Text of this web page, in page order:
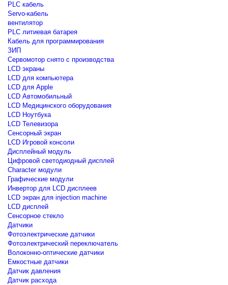
PLC кабель
Servo-кабель
вентилятор
PLC литиевая батарея
Кабель для программирования
ЗИП
Сервомотор снято с производства
LCD экраны
LCD для компьютера
LCD для Apple
LCD Автомобильный
LCD Медицинского оборудования
LCD Ноутбука
LCD Телевизора
Сенсорный экран
LCD Игровой консоли
Дисплейный модуль
Цифровой светодиодный дисплей
Сharacter модули
Графические модули
Инвертор для LCD дисплеев
LCD экран для injection machine
LCD дисплей
Сенсорное стекло
Датчики
Фотоэлектрические датчики
Фотоэлектрический переключатель
Волоконно-оптические датчики
Емкостные датчики
Датчик давления
Датчик расхода